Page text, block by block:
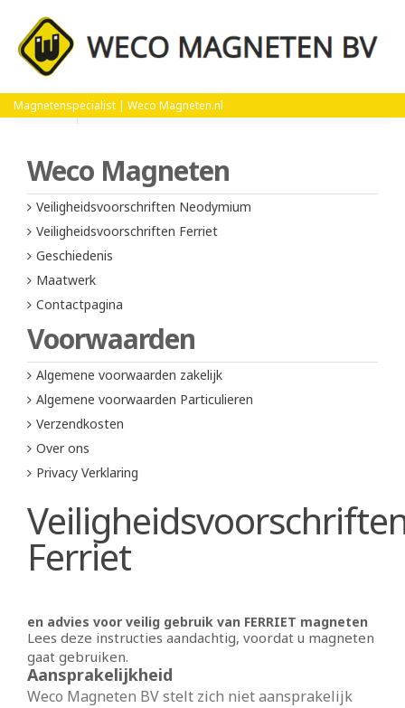
Magnetenspecialist | Weco Magneten.nl
Home Veiligheidsvoorschriften Ferriet
Weco Magneten
Veiligheidsvoorschriften Neodymium
Veiligheidsvoorschriften Ferriet
Geschiedenis
Maatwerk
Contactpagina
Voorwaarden
Algemene voorwaarden zakelijk
Algemene voorwaarden Particulieren
Verzendkosten
Over ons
Privacy Verklaring
Ferriet
en advies voor veilig gebruik van FERRIET magneten
Lees deze instructies aandachtig, voordat u magneten
gaat gebruiken.
Aansprakelijkheid
Weco Magneten BV stelt zich niet aansprakelijk